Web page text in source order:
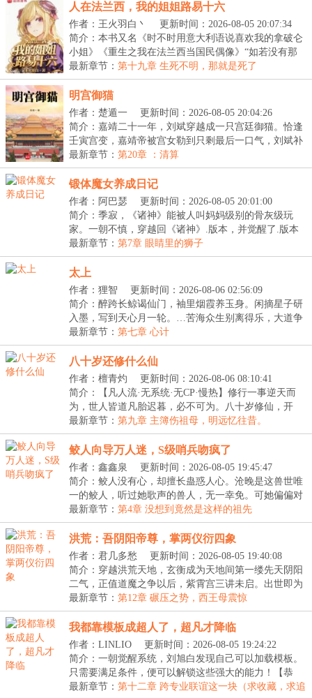
人在法兰西，我的姐姐路易十六
作者：王火羽白丶
更新时间：2026-08-05 20:07:34
简介：本书又名《时不时用意大利语说喜欢我的拿破仑
小姐》《重生之我在法兰西当国民偶像》“如若没有那
本...
最新章节： 第十九章 生死不明，那就是死了
明宫御猫
作者：楚遁一
更新时间：2026-08-05 20:04:26
简介：嘉靖二十一年，刘斌穿越成一只宫廷御猫。恰逢
壬寅宫变，嘉靖帝被宫女勒到只剩最后一口气，刘斌补
刀...
最新章节： 第20章 ：清算
锻体魔女养成日记
作者：阿巴瑟
更新时间：2026-08-05 20:01:00
简介：季寂，《诸神》能被人叫妈妈级别的骨灰级玩
家。一朝不慎，穿越回《诸神》.版本，并觉醒了.版本
才能...
最新章节： 第7章 眼睛里的狮子
太上
作者：狸智
更新时间：2026-08-06 02:56:09
简介：醉跨长鲸谒仙门，袖里烟霞养玉身。闲摘星子研
入墨，写到天心月一轮。…苦海众生别离得乐，大道争
锋...
最新章节： 第七章 心计
八十岁还修什么仙
作者：檀青灼
更新时间：2026-08-06 08:10:41
简介：【凡人流·无系统·无CP·慢热】修行一事逆天而
为，世人皆道凡胎迟暮，必不可为。八十岁修仙，开
什...
最新章节： 第九章 主簿伤祖母，明远忆往昔。
鲛人向导万人迷，S级哨兵吻疯了
作者：鑫鑫泉
更新时间：2026-08-05 19:45:47
简介：鲛人没有心，却擅长蛊惑人心。沧晚是这兽世唯
一的鲛人，听过她歌声的兽人，无一幸免。可她偏偏对
那...
最新章节： 第4章 没想到竟然是这样的祖先
洪荒：吾阴阳帝尊，掌两仪衍四象
作者：君几多愁
更新时间：2026-08-05 19:40:08
简介：穿越洪荒天地，玄衡成为天地间第一缕先天阴阳
二气，正值道魔之争以后，紫霄宫三讲未启。出世即为
大...
最新章节： 第12章 碾压之势，西王母震惊
我都靠模板成超人了，超凡才降临
作者：LINLIO
更新时间：2026-08-05 19:24:22
简介：一朝觉醒系统，刘旭白发现自己可以加载模板。
只需要满足条件，便可以解锁这些强大的能力！【恭
喜，...
最新章节： 第十二章 跨专业联谊这一块（求收藏，求追